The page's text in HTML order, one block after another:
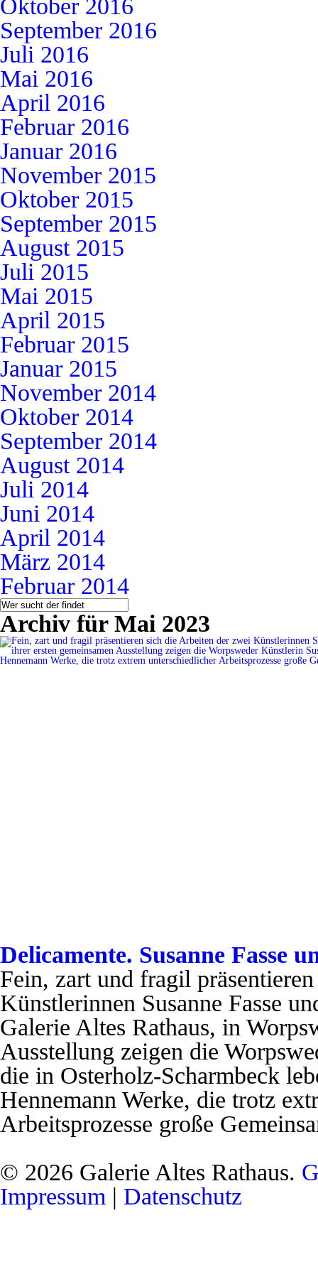
Oktober 2016
September 2016
Juli 2016
Mai 2016
April 2016
Februar 2016
Januar 2016
November 2015
Oktober 2015
September 2015
August 2015
Juli 2015
Mai 2015
April 2015
Februar 2015
Januar 2015
November 2014
Oktober 2014
September 2014
August 2014
Juli 2014
Juni 2014
April 2014
März 2014
Februar 2014
Archiv für Mai 2023
Delicamente. Susanne Fasse
Fein, zart und fragil
Künstlerinnen Susanne Fasse
Galerie Altes Rathaus, in
Ausstellung zeigen die
die in Osterholz-Scharmbeck
Hennemann Werke, die trotz
Arbeitsprozesse große
© 2026 Galerie Altes Rathaus.
Impressum | Datenschutz